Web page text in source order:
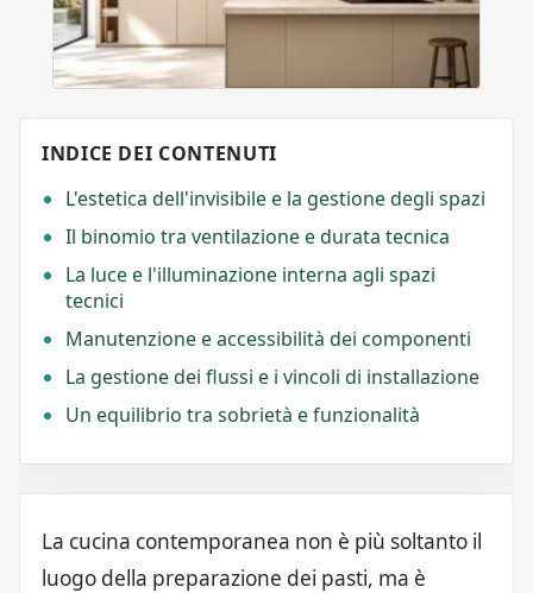
INDICE DEI CONTENUTI
L'estetica dell'invisibile e la gestione degli spazi
Il binomio tra ventilazione e durata tecnica
La luce e l'illuminazione interna agli spazi
tecnici
Manutenzione e accessibilità dei componenti
La gestione dei flussi e i vincoli di installazione
Un equilibrio tra sobrietà e funzionalità
La cucina contemporanea non è più soltanto il
luogo della preparazione dei pasti, ma è